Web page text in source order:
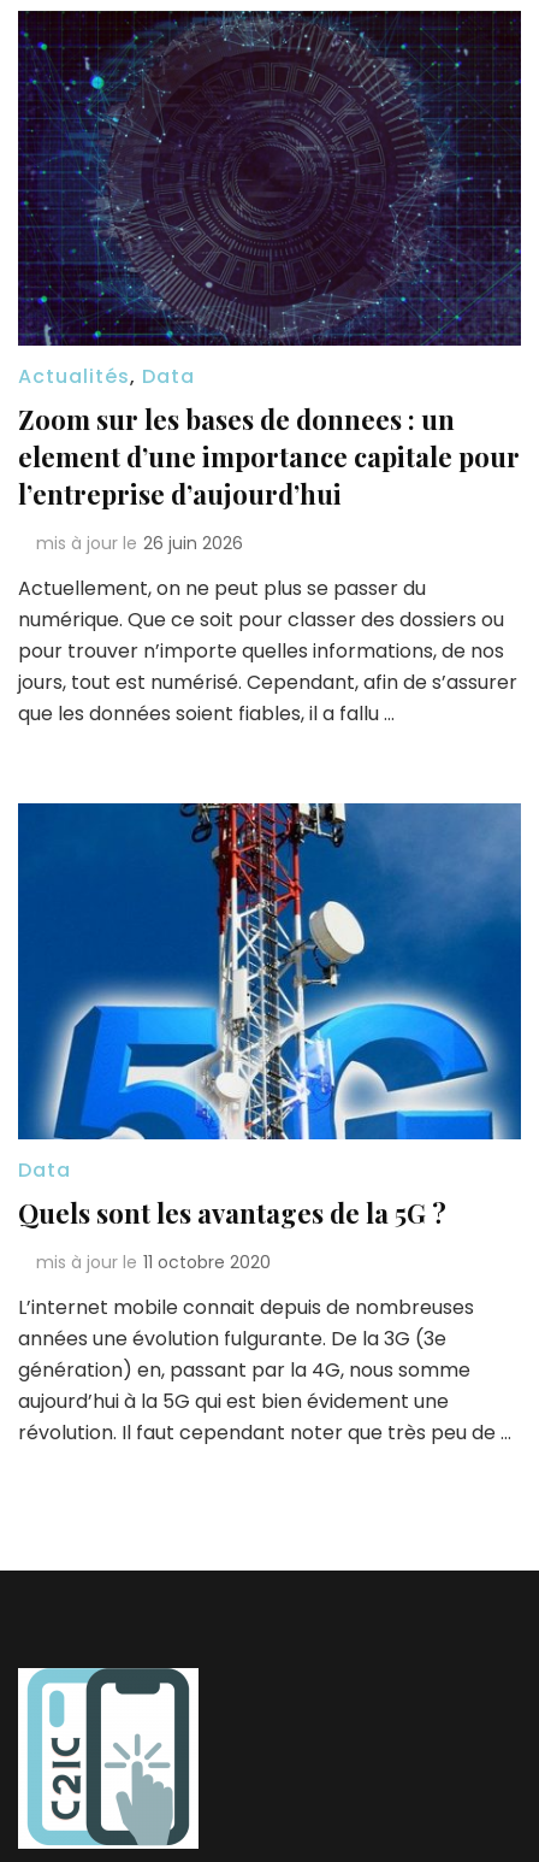
Actualités, Data
Zoom sur les bases de donnees : un
element d’une importance capitale pour
l’entreprise d’aujourd’hui
mis à jour le 26 juin 2026
Actuellement, on ne peut plus se passer du
numérique. Que ce soit pour classer des dossiers ou
pour trouver n’importe quelles informations, de nos
jours, tout est numérisé. Cependant, afin de s’assurer
que les données soient fiables, il a fallu …
Data
Quels sont les avantages de la 5G ?
mis à jour le 11 octobre 2020
L’internet mobile connait depuis de nombreuses
années une évolution fulgurante. De la 3G (3e
génération) en, passant par la 4G, nous somme
aujourd’hui à la 5G qui est bien évidement une
révolution. Il faut cependant noter que très peu de …